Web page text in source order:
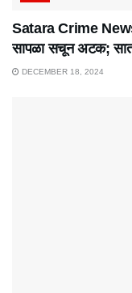
Satara Crime News
सापळा सचून अटक;
DECEMBER 18, 2024